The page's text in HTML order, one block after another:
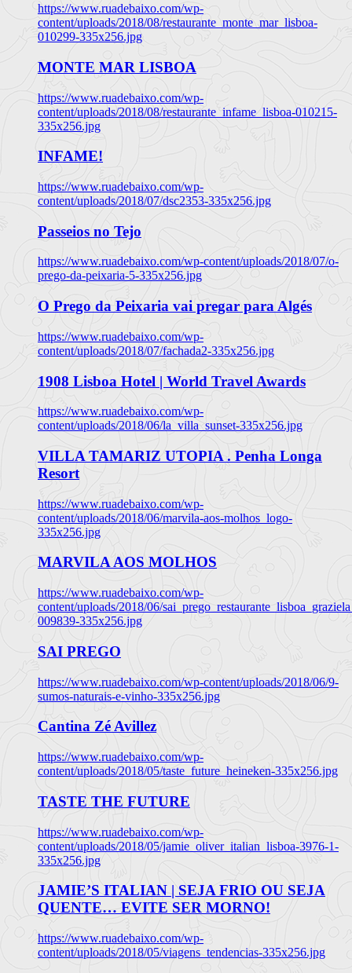
https://www.ruadebaixo.com/wp-
content/uploads/2018/08/restaurante_monte_mar_lisboa-
010299-335x256.jpg
MONTE MAR LISBOA
https://www.ruadebaixo.com/wp-
content/uploads/2018/08/restaurante_infame_lisboa-010215-
335x256.jpg
INFAME!
https://www.ruadebaixo.com/wp-
content/uploads/2018/07/dsc2353-335x256.jpg
Passeios no Tejo
https://www.ruadebaixo.com/wp-content/uploads/2018/07/o-
prego-da-peixaria-5-335x256.jpg
O Prego da Peixaria vai pregar para Algés
https://www.ruadebaixo.com/wp-
content/uploads/2018/07/fachada2-335x256.jpg
1908 Lisboa Hotel | World Travel Awards
https://www.ruadebaixo.com/wp-
content/uploads/2018/06/la_villa_sunset-335x256.jpg
VILLA TAMARIZ UTOPIA . Penha Longa
Resort
https://www.ruadebaixo.com/wp-
content/uploads/2018/06/marvila-aos-molhos_logo-
335x256.jpg
MARVILA AOS MOLHOS
https://www.ruadebaixo.com/wp-
content/uploads/2018/06/
009839-335x256.jpg
SAI PREGO
https://www.ruadebaixo.com/wp-content/uploads/2018/06/9-
sumos-naturais-e-vinho-335x256.jpg
Cantina Zé Avillez
https://www.ruadebaixo.com/wp-
content/uploads/2018/05/taste_future_heineken-335x256.jpg
TASTE THE FUTURE
https://www.ruadebaixo.com/wp-
content/uploads/2018/05/jamie_oliver_italian_lisboa-3976-1-
335x256.jpg
JAMIE’S ITALIAN | SEJA FRIO OU SEJA
QUENTE… EVITE SER MORNO!
https://www.ruadebaixo.com/wp-
content/uploads/2018/05/viagens_tendencias-335x256.jpg